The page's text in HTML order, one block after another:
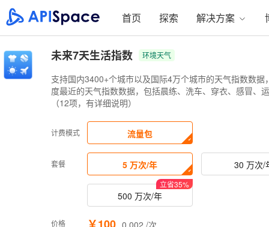
首页 探索 解决方案
未来7天生活指数 环境天气
支持国内3400+个城市以及国际4万个城市的天气指数数
度最近的天气指数数据，包括晨练、洗车、穿衣、感冒、
（12项，有详细说明）
计费模式 流量包
套餐 5 万次/年 30 万次/
500 万次/年
立省35%
价格 ￥100 0.002 /次